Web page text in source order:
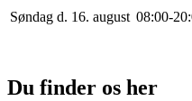
Søndag d. 16. august 08:00-20:
Du finder os her